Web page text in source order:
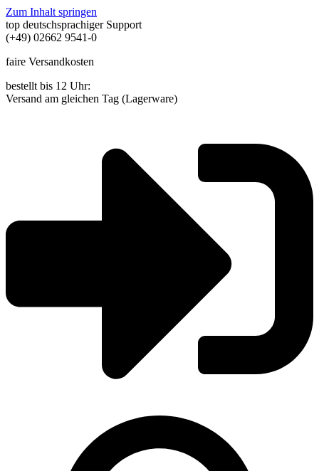
Zum Inhalt springen
top deutschsprachiger Support
(+49) 02662 9541-0
faire Versandkosten
bestellt bis 12 Uhr:
Versand am gleichen Tag (Lagerware)